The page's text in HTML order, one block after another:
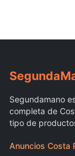
Segunda
Segundamano
completa de
tipo de
Anuncios Costa